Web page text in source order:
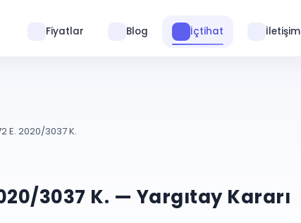
Fiyatlar Blog İçtihat İletişim
E. 2020/3037 K.
3037 K. — Yargıtay Kararı